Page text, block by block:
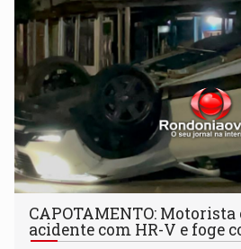
CAPOTAMENTO:
acidente com HR-V e foge